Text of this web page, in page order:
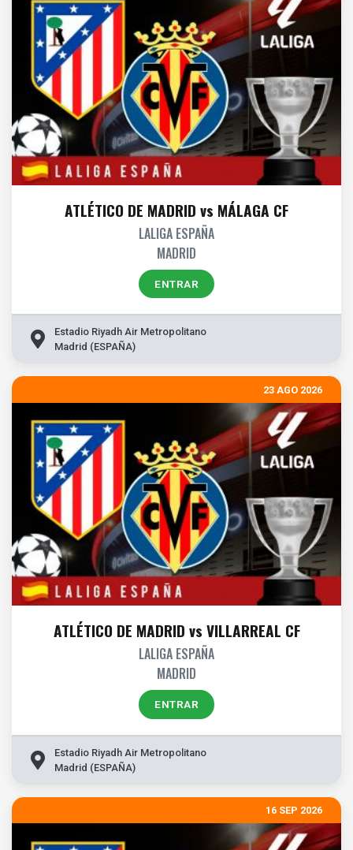
ATLÉTICO DE MADRID vs MÁLAGA CF
LALIGA ESPAÑA
MADRID
ENTRAR
Estadio Riyadh Air Metropolitano
Madrid (ESPAÑA)
23 AGO 2026
ATLÉTICO DE MADRID vs VILLARREAL CF
LALIGA ESPAÑA
MADRID
ENTRAR
Estadio Riyadh Air Metropolitano
Madrid (ESPAÑA)
16 SEP 2026